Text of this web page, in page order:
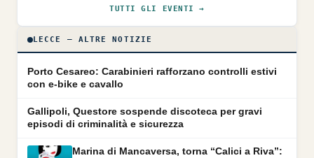
TUTTI GLI EVENTI →
LECCE — ALTRE NOTIZIE
Porto Cesareo: Carabinieri rafforzano controlli estivi
con e-bike e cavallo
Gallipoli, Questore sospende discoteca per gravi
episodi di criminalità e sicurezza
Marina di Mancaversa, torna “Calici a Riva”: